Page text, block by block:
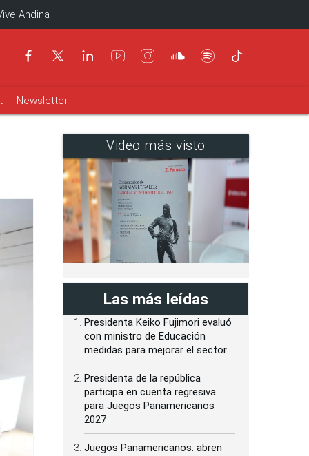
Andina
Newsletter
Video más visto
Las más leídas
Presidenta Keiko Fujimori evaluó
con ministro de Educación
medidas para mejorar el sector
Presidenta de la república
participa en cuenta regresiva
para Juegos Panamericanos
2027
Juegos Panamericanos: abren